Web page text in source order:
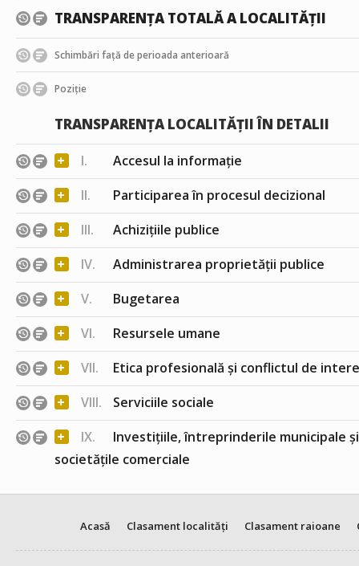
TRANSPARENȚA TOTALĂ A LOCALITĂȚII
Schimbări față de perioada anterioară
Poziție
TRANSPARENȚA LOCALITĂȚII ÎN DETALII
+
I. Accesul la informație
+ II. Participarea în procesul decizional
+ III. Achizițiile publice
+ IV. Administrarea proprietății publice
+ V. Bugetarea
+ VI. Resursele umane
+ VII. Etica profesională și conflictul de
+ VIII. Serviciile sociale
+ IX.
Investițiile, întreprinderile municipale
societățile comerciale
Acasă Clasament localități Clasament raioane